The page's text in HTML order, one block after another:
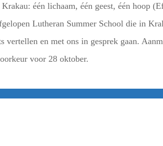
één lichaam, één geest, één hoop
Lutheran Summer School die in
vertellen en met ons in gesprek gaan.
voor 28 oktober.